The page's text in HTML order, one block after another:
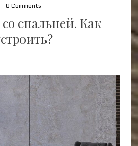
0 Comments
спальней. Как